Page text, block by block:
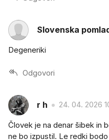
Slovenska
Degeneriki
Odgovori
r h 24. 04. 2026
Človek je na denar šibek in
ne bo izpustil. Le redki